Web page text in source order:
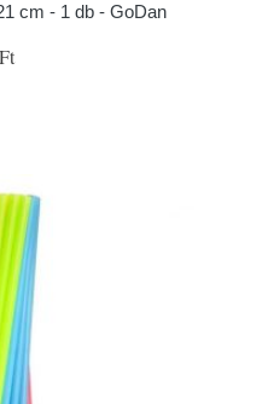
cm - 1 db - GoDan